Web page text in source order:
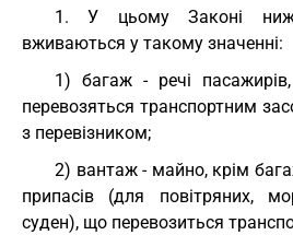
1. У цьому Законі
вживаються у такому значенні:
1) багаж - речі
перевозяться транспортним
з перевізником;
2) вантаж - майно, крім
припасів (для повітряних,
суден), що перевозиться